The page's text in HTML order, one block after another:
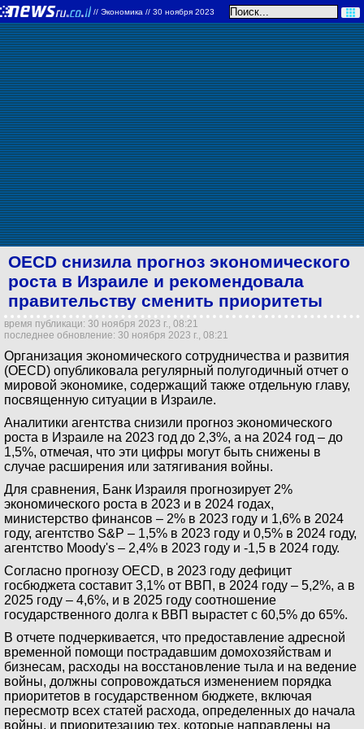
// Экономика // 30 ноября 2023
OECD снизила прогноз экономического
роста в Израиле и рекомендовала
правительству сменить приоритеты
время публикаци: 30 ноября 2023 г., 08:21
последнее обновление: 30 ноября 2023 г., 08:21
Организация экономического сотрудничества и развития
(OECD) опубликовала регулярный полугодичный отчет о
мировой экономике, содержащий также отдельную главу,
посвященную ситуации в Израиле.
Аналитики агентства снизили прогноз экономического
роста в Израиле на 2023 год до 2,3%, а на 2024 год – до
1,5%, отмечая, что эти цифры могут быть снижены в
случае расширения или затягивания войны.
Для сравнения, Банк Израиля прогнозирует 2%
экономического роста в 2023 и в 2024 годах,
министерство финансов – 2% в 2023 году и 1,6% в 2024
году, агентство S&P – 1,5% в 2023 году и 0,5% в 2024 году,
агентство Moody's – 2,4% в 2023 году и -1,5 в 2024 году.
Согласно прогнозу OECD, в 2023 году дефицит
госбюджета составит 3,1% от ВВП, в 2024 году – 5,2%, а в
2025 году – 4,6%, и в 2025 году соотношение
государственного долга к ВВП вырастет с 60,5% до 65%.
В отчете подчеркивается, что предоставление адресной
временной помощи пострадавшим домохозяйствам и
бизнесам, расходы на восстановление тыла и на ведение
войны, должны сопровождаться изменением порядка
приоритетов в государственном бюджете, включая
пересмотр всех статей расхода, определенных до начала
войны, и приоритезацию тех, которые направлены на